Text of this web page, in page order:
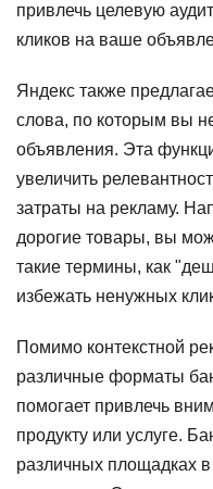
привлечь целевую
кликов на ваше
Яндекс также
слова, по которым вы
объявления. Эта
увеличить
затраты на рекламу.
дорогие товары, вы
такие термины, как
избежать ненужных
Помимо контекстной
различные форматы
помогает привлечь
продукту или услуге.
различных площадках